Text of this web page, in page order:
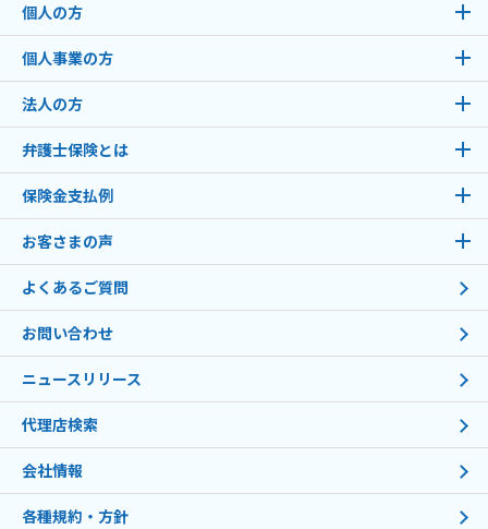
個人の方
個人事業の方
法人の方
弁護士保険とは
保険金支払例
お客さまの声
よくあるご質問
お問い合わせ
ニュースリリース
代理店検索
会社情報
各種規約・方針